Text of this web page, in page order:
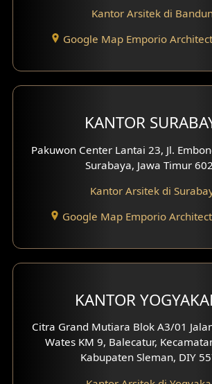
Eksterior dengan Pagar
Fasad Ruko
Fasad Paviliun
Fasad Klinik
Desain Mezanin
Desain Rumah Moroccan
Desain Rumah Scandinavian
Kantor Arsitek di
Google Map Emporio
KANTOR
Pakuwon Center Lantai 23, Jl.
Surabaya, Jawa Timur
Kantor Arsitek di
Google Map Emporio
KANTOR
Citra Grand Mutiara Blok A3/01
Wates KM 9, Balecatur,
Kabupaten Sleman, DIY